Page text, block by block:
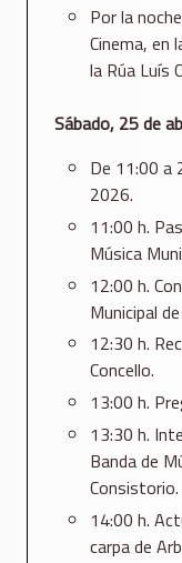
Por la
Cinema, en
la Rúa Luís
Sábado, 25 de
De 11:00 a
2026.
11:00 h.
Música
12:00 h.
Municipal
12:30 h.
Concello.
13:00 h.
13:30 h.
Banda de
Consistorio.
14:00 h.
carpa de